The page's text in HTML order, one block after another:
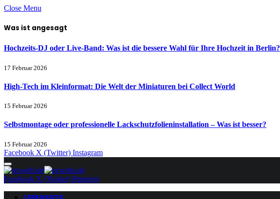
Close Menu
Was ist angesagt
Hochzeits-DJ oder Live-Band: Was ist die bessere Wahl für Ihre Hochzeit in Berlin?
17 Februar 2026
High-Tech im Kleinformat: Die Welt der Miniaturen bei Collect World
15 Februar 2026
Selbstmontage oder professionelle Lackschutzfolieninstallation – Was ist besser?
15 Februar 2026
Facebook X (Twitter) Instagram
Facebook X (Twitter) Pinterest